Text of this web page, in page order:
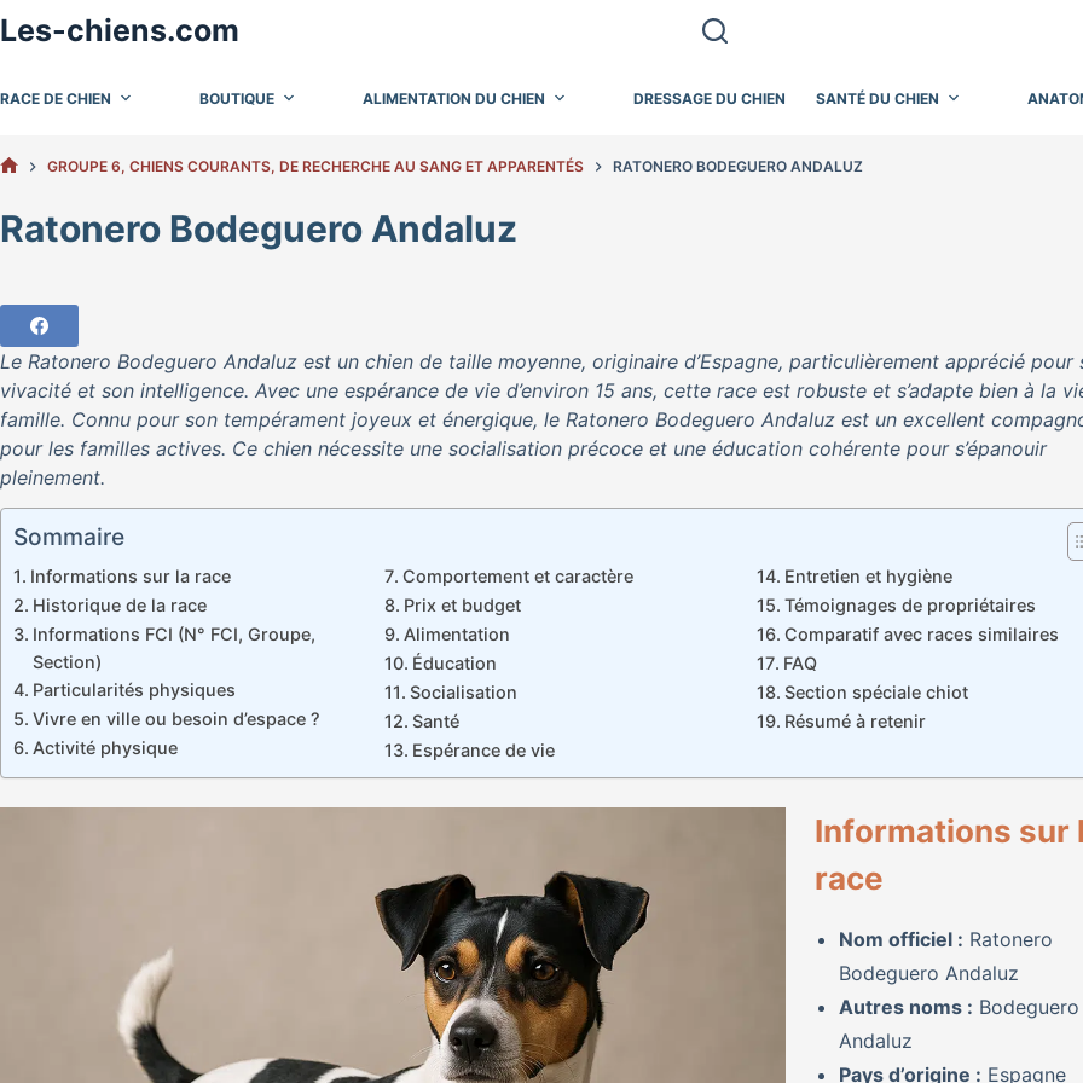
Passer
au
Les-chiens.com
RACE DE CHIEN BOUTIQUE ALIMENTATION DU CHIEN DRESSAGE DU CHIEN SANTÉ DU CHIEN
GROUPE 6, CHIENS COURANTS, DE RECHERCHE AU SANG ET APPARENTÉS RATONERO BODEGUERO ANDALUZ
Ratonero Bodeguero Andaluz
Le Ratonero Bodeguero Andaluz est un chien de taille moyenne, originaire d’Espagne, particulièrement apprécié pour
vivacité et son intelligence. Avec une espérance de vie d’environ 15 ans, cette race est robuste et s’adapte bien à la
famille. Connu pour son tempérament joyeux et énergique, le Ratonero Bodeguero Andaluz est un excellent
pour les familles actives. Ce chien nécessite une socialisation précoce et une éducation cohérente pour s’épanouir
pleinement.
Sommaire
Informations sur la race
Historique de la race
Informations FCI (N° FCI, Groupe,
Section)
Particularités physiques
Vivre en ville ou besoin d’espace ?
Activité physique
Comportement et caractère
Prix et budget
Alimentation
Éducation
Socialisation
Santé
Espérance de vie
Entretien et hygiène
Témoignages de propriétaires
Comparatif avec races similaires
FAQ
Section spéciale chiot
Résumé à retenir
Informations sur
race
Nom officiel : Ratonero
Bodeguero Andaluz
Autres noms : Bodeguero
Andaluz
Pays d’origine : Espagne